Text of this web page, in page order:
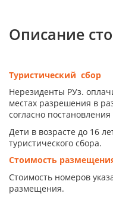
Описание
Туристический сбор
Нерезиденты РУз.
местах разрешения в
согласно
Дети в возрасте до 16
туристического сбора.
Стоимость
Стоимость номеров
размещения.